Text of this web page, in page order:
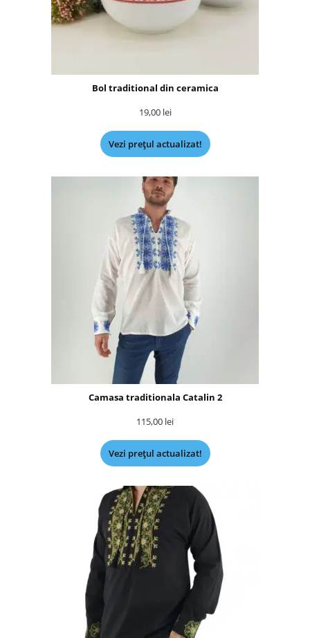
Bol traditional din ceramica
19,00 lei
Vezi prețul actualizat!
Camasa traditionala Catalin 2
115,00 lei
Vezi prețul actualizat!